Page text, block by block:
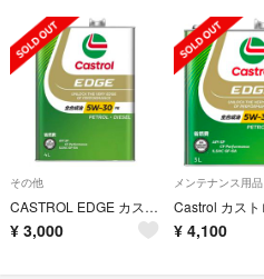
その他
CASTROL EDGE カストロール エッジ エンジンオイル 5W-30 4L
¥ 3,000
メンテナンス用品
¥ 4,100